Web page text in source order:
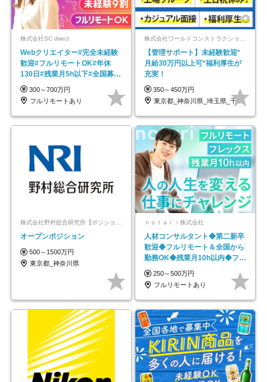
株式会社SC direct
Webクリエイター#完全未経験
歓迎#フルリモートOK#年休
130日#残業月5h以下#全国募集
#最大1年の研修
300～700万円
フルリモートあり
【管理サポート】未経験歓迎*
月給30万円以上可*福利厚生が
充実！
350～450万円
東京都_神奈川県_埼玉県_千葉県_大阪府…
オープンポジション
500～1500万円
東京都_神奈川県
ｎｏｔａｒｉ株式会社
人材コンサルタント◆第二新卒
歓迎◆フルリモート＆全国から
勤務OK◆残業月10h以内◆フレ
ックス制
250～500万円
フルリモートあり